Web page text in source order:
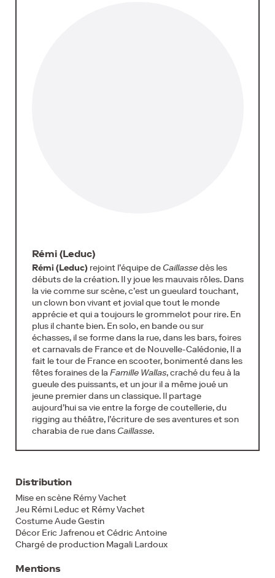
Rémi (Leduc)
Rémi (Leduc)rejoint l’équipe de Caillassedès les
débuts de la création. Il y joue les mauvais rôles. Dans
la vie comme sur scène, c’est un gueulard touchant,
un clown bon vivant et jovial que tout le monde
apprécie et qui a toujours le grommelot pour rire. En
plus il chante bien. En solo, en bande ou sur
échasses, il se forme dans la rue, dans les bars, foires
et carnavals de France et de Nouvelle-Calédonie, Il a
fait le tour de France en scooter, bonimenté dans les
fêtes foraines de la Famille Wallas, craché du feu à la
gueule des puissants, et un jour il a même joué un
jeune premier dans un classique. Il partage
aujourd’hui sa vie entre la forge de coutellerie, du
rigging au théâtre, l’écriture de ses aventures et son
charabia de rue dans Caillasse.
Distribution
Mise en scène Rémy Vachet
Jeu Rémi Leduc et Rémy Vachet
Costume Aude Gestin
Décor Eric Jafrenou et Cédric Antoine
Chargé de production Magali Lardoux
Mentions